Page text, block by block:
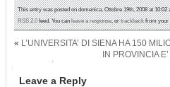
This entry was posted on domenica, Ottobre 19th, 2008 at
RSS 2.0feed. You canleave a response, ortrackbackfrom your
« L’UNIVERSITA’ DI SIENA HA 150
IN PROVINCIA
Leave a Reply